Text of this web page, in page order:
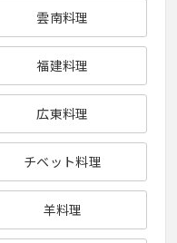
雲南料理
福建料理
広東料理
チベット料理
羊料理